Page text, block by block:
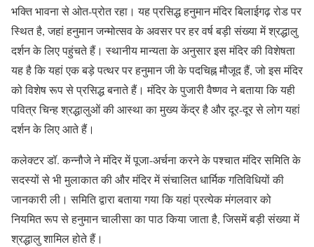
भक्ति भावना से ओत-प्रोत रहा। यह प्रसिद्ध हनुमान मंदिर बिलाईगढ़ रोड पर
स्थित है, जहां हनुमान जन्मोत्सव के अवसर पर हर वर्ष बड़ी संख्या में श्रद्धालु
दर्शन के लिए पहुंचते हैं। स्थानीय मान्यता के अनुसार इस मंदिर की विशेषता
यह है कि यहां एक बड़े पत्थर पर हनुमान जी के पदचिह्न मौजूद हैं, जो इस मंदिर
को विशेष रूप से प्रसिद्ध बनाते हैं। मंदिर के पुजारी वैष्णव ने बताया कि यही
पवित्र चिन्ह श्रद्धालुओं की आस्था का मुख्य केंद्र है और दूर-दूर से लोग यहां
दर्शन के लिए आते हैं।
कलेक्टर डॉ. कन्नौजे ने मंदिर में पूजा-अर्चना करने के पश्चात मंदिर समिति के
सदस्यों से भी मुलाकात की और मंदिर में संचालित धार्मिक गतिविधियों की
जानकारी ली। समिति द्वारा बताया गया कि यहां प्रत्येक मंगलवार को
नियमित रूप से हनुमान चालीसा का पाठ किया जाता है, जिसमें बड़ी संख्या में
श्रद्धालु शामिल होते हैं।